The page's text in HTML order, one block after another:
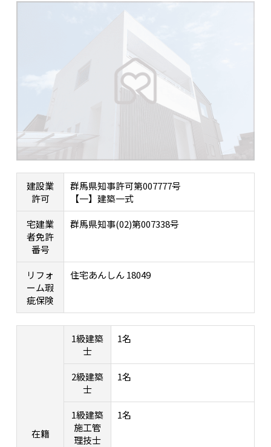
建設業
許可
群馬県知事許可第007777号
【一】建築一式
宅建業
者免許
番号
群馬県知事(02)第007338号
リフォ
ーム瑕
疵保険
住宅あんしん 18049
在籍
1級建築
士
1名
2級建築
士
1名
1級建築
施工管
理技士
1名